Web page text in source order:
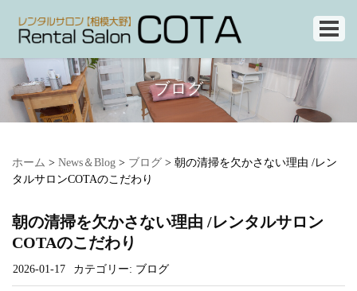
ブログ
ホーム > News＆Blog > ブログ > 朝の清掃を欠かさない理由 /レン
タルサロンCOTAのこだわり
朝の清掃を欠かさない理由 /レンタルサロン
COTAのこだわり
2026-01-17 カテゴリー: ブログ